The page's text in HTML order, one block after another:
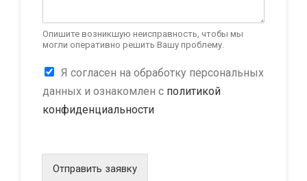
Опишите возникшую неисправность, чтобы мы
могли оперативно решить Вашу проблему.
К
н
ф
е
Я согласен на обработку персональных
данных и ознакомлен с политикой
конфиденциальности
Отправить заявку